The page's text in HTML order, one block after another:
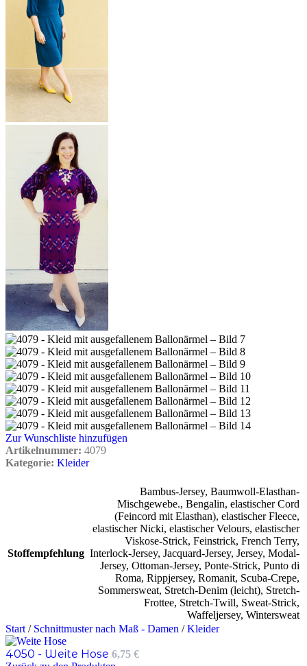
Zur Wunschliste hinzufügen
Artikelnummer: 4079
Kategorie: Kleider
Stoffempfehlung
Bambus-Jersey, Baumwoll-Elasthan-
Mischgewebe., Bengalin, elastischer Cord
(Feincord mit Elasthan), elastischer Fleece,
elastischer Nicki, elastischer Velours, elastischer
Viskose-Strick, Feinstrick, French Terry,
Interlock-Jersey, Jacquard-Jersey, Jersey, Modal-
Jersey, Ottoman-Jersey, Ponte-Strick, Punto di
Roma, Rippjersey, Romanit, Scuba-Crepe,
Sommersweat, Stretch-Denim (leicht), Stretch-
Frottee, Stretch-Twill, Sweat-Strick,
Waffeljersey, Wintersweat
Start/ Schnittmuster nach Maß - Damen / Kleider
4050 - Weite Hose 6,75 €